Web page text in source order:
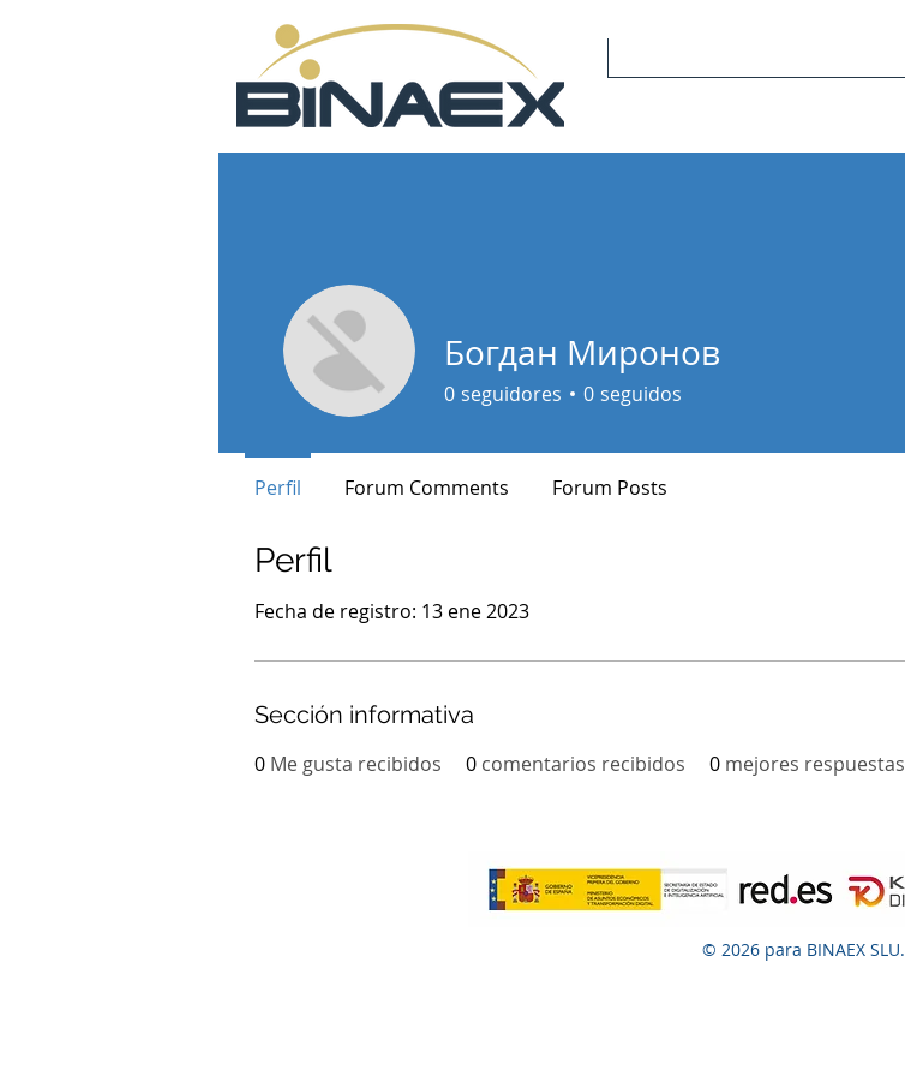
Perfil
Fecha de registro: 13 ene 2023
Sección informativa
0 Me gusta recibidos 0 comentarios recibidos 0 mejores respuestas
Богдан Миронов
0 seguidores 0 seguidos
Perfil Forum Comments Forum Posts
© 2026 para BINAEX SLU.